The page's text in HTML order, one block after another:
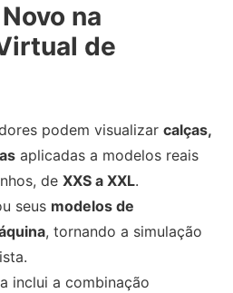
na
de
podem visualizar calças,
aplicadas a modelos reais
de XXS a XXL.
seus modelos de
, tornando a simulação
inclui a combinação